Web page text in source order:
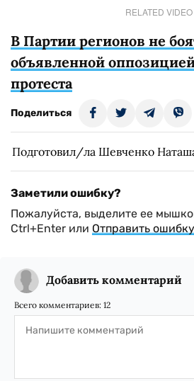
RELATED VIDEO
В Партии регионов не
объявленной
протеста
Поделиться
Подготовил/ла Шевченко
Заметили ошибку?
Пожалуйста, выделите ее
Ctrl+Enter или Отправить ошибку
Добавить комментарий
Всего комментариев: 12